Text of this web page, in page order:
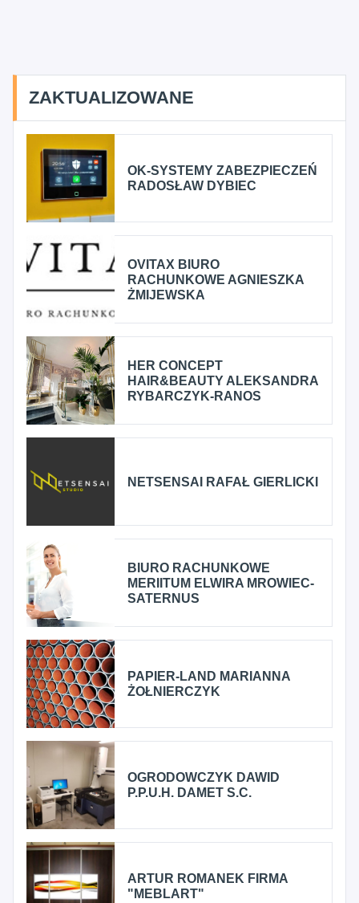
ZAKTUALIZOWANE
OK-SYSTEMY ZABEZPIECZEŃ
RADOSŁAW DYBIEC
OVITAX BIURO
RACHUNKOWE AGNIESZKA
ŻMIJEWSKA
HER CONCEPT
HAIR&BEAUTY ALEKSANDRA
RYBARCZYK-RANOS
NETSENSAI RAFAŁ GIERLICKI
BIURO RACHUNKOWE
MERIITUM ELWIRA MROWIEC-
SATERNUS
PAPIER-LAND MARIANNA
ŻOŁNIERCZYK
OGRODOWCZYK DAWID
P.P.U.H. DAMET S.C.
ARTUR ROMANEK FIRMA
"MEBLART"